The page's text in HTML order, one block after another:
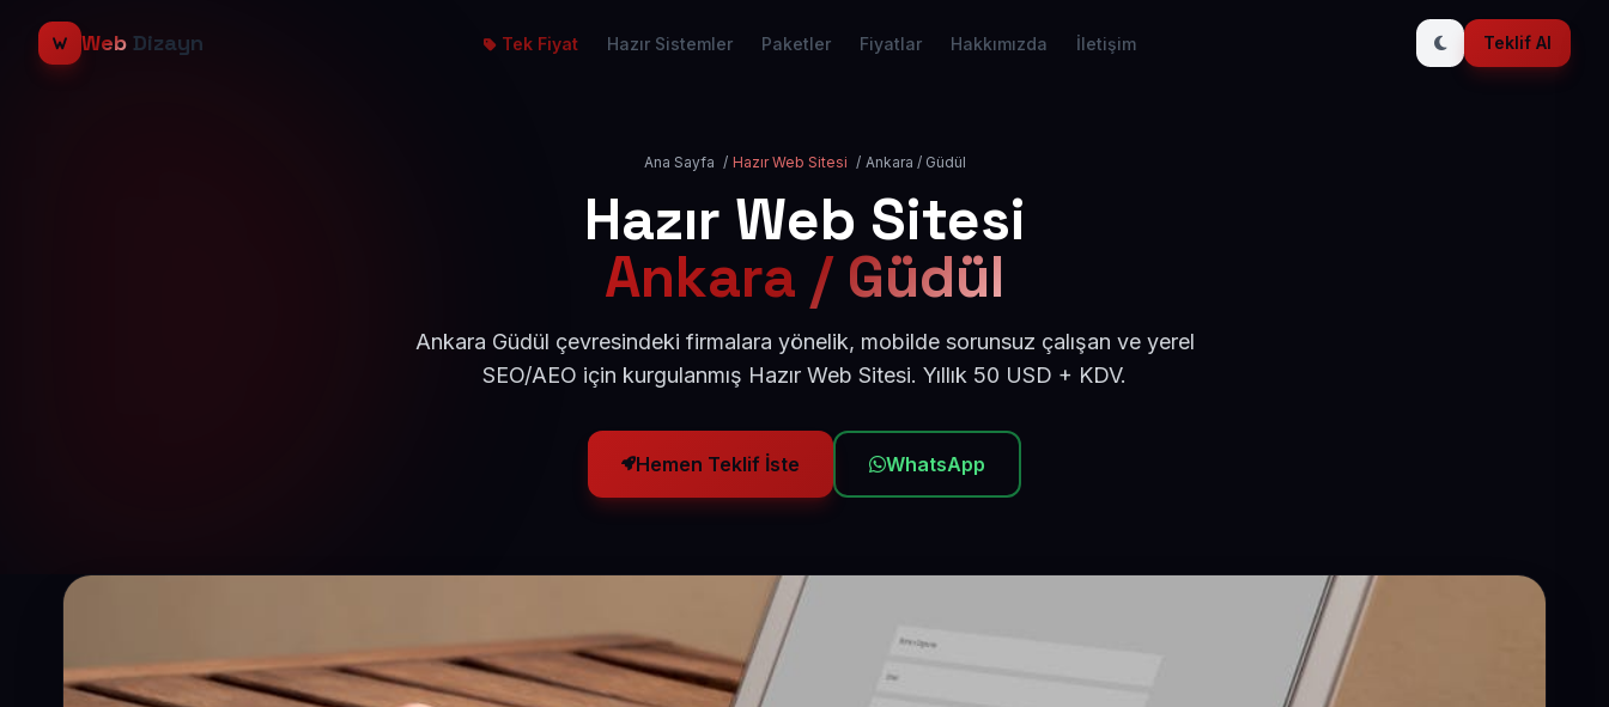
Web Dizayn Tek Fiyat Hazır Sistemler Paketler Fiyatlar Hakkımızda İletişim Teklif Al
Ana Sayfa / Hazır Web Sitesi / Ankara / Güdül
Hazır Web Sitesi
Ankara / Güdül
Ankara Güdül çevresindeki firmalara yönelik, mobilde sorunsuz çalışan ve yerel
SEO/AEO için kurgulanmış Hazır Web Sitesi. Yıllık 50 USD + KDV.
Hemen Teklif İste WhatsApp